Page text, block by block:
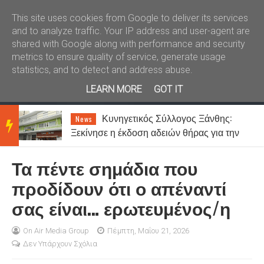
Καλώς ήλθατε Kral News
BRE
AKIN
NEW
News
Κυνηγετικός Σύλλογος Ξάνθης:
Ξεκίνησε η έκδοση αδειών θήρας για την
Τα πέντε σημάδια που
προδίδουν ότι ο απέναντί
σας είναι… ερωτευμένος/η
On Air Media Group
Πέμπτη, Μαΐου 21, 2026
Δεν Υπάρχουν Σχόλια
This site uses cookies from Google to deliver its services
and to analyze traffic. Your IP address and user-agent are
shared with Google along with performance and security
metrics to ensure quality of service, generate usage
statistics, and to detect and address abuse.
LEARN MORE
GOT IT